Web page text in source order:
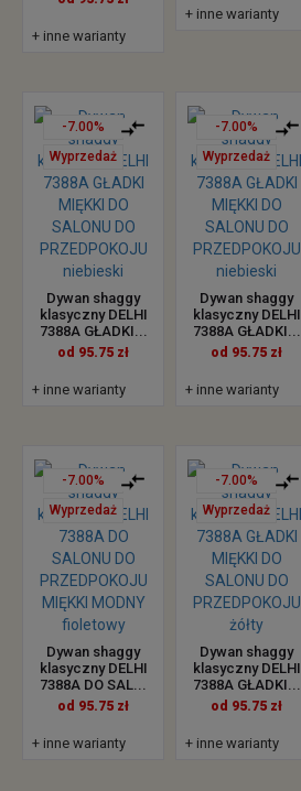
+ inne warianty
+ inne warianty
-7.00%
Wyprzedaż
Dywan shaggy
klasyczny DELHI
7388A GŁADKI...
od 95.75 zł
+ inne warianty
-7.00%
Wyprzedaż
Dywan shaggy
klasyczny DELHI
7388A GŁADKI...
od 95.75 zł
+ inne warianty
-7.00%
Wyprzedaż
Dywan shaggy
klasyczny DELHI
7388A DO SAL...
od 95.75 zł
+ inne warianty
-7.00%
Wyprzedaż
Dywan shaggy
klasyczny DELHI
7388A GŁADKI...
od 95.75 zł
+ inne warianty